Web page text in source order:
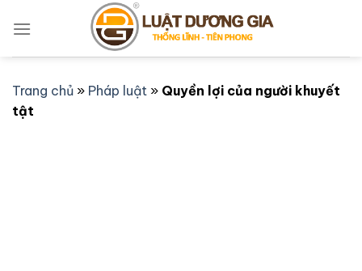
qua
Trang chủ » Pháp luật » Quyền lợi của người khuyết
tật